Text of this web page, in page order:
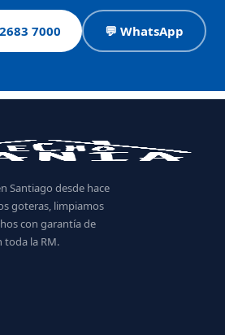
7000 💬 WhatsApp
Santiago desde hace
goteras, limpiamos
con garantía de
toda la RM.